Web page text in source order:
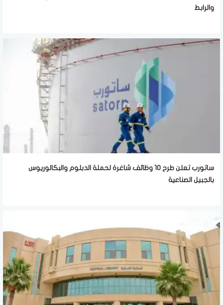
والرابط
ساتورب تعلن طرح 10 وظائف شاغرة لحملة الدبلوم والبكالوريوس
بالجبيل الصناعية